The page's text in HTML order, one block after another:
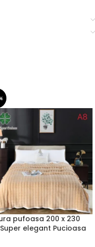
pufoasa 200 x 230
elegant Pucioasa